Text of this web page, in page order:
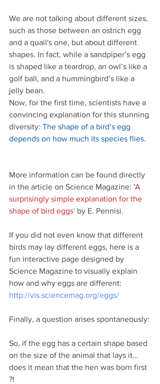
We are not talking about different sizes,
such as those between an ostrich egg
and a quail's one, but about different
shapes. In fact, while a sandpiper’s egg
is shaped like a teardrop, an owl’s like a
golf ball, and a hummingbird’s like a
jelly bean.
Now, for the first time, scientists have a
convincing explanation for this stunning
diversity: The shape of a bird’s egg
depends on how much its species flies.
More information can be found directly
in the article on Science Magazine: 'A
surprisingly simple explanation for the
shape of bird eggs' by E. Pennisi.
If you did not even know that different
birds may lay different eggs, here is a
fun interactive page designed by
Science Magazine to visually explain
how and why eggs are different:
http://vis.sciencemag.org/eggs/
Finally, a question arises spontaneously:
So, if the egg has a certain shape based
on the size of the animal that lays it...
does it mean that the hen was born first
?!